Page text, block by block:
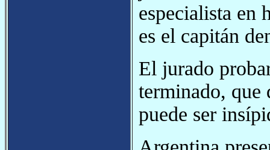
especialista en
es el capitán
El jurado
terminado, que
puede ser